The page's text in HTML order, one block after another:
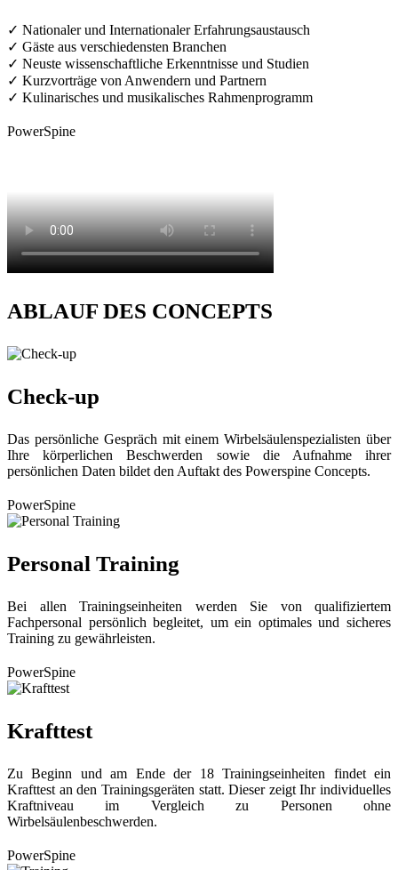
✓ Nationaler und Internationaler Erfahrungsaustausch
✓ Gäste aus verschiedensten Branchen
✓ Neuste wissenschaftliche Erkenntnisse und Studien
✓ Kurzvorträge von Anwendern und Partnern
✓ Kulinarisches und musikalisches Rahmenprogramm
PowerSpine
ABLAUF DES CONCEPTS
Check-up
Das persönliche Gespräch mit einem Wirbelsäulenspezialisten über
Ihre körperlichen Beschwerden sowie die Aufnahme ihrer
persönlichen Daten bildet den Auftakt des Powerspine Concepts.
PowerSpine
Personal Training
Bei allen Trainingseinheiten werden Sie von qualifiziertem
Fachpersonal persönlich begleitet, um ein optimales und sicheres
Training zu gewährleisten.
PowerSpine
Krafttest
Zu Beginn und am Ende der 18 Trainingseinheiten findet ein
Krafttest an den Trainingsgeräten statt. Dieser zeigt Ihr individuelles
Kraftniveau im Vergleich zu Personen ohne
Wirbelsäulenbeschwerden.
PowerSpine